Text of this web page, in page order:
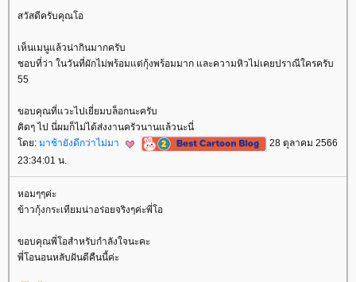
สวัสดีครับคุณโอ
เห็นเมนูแล้วน่ากินมากครับ
ชอบที่ว่า ในวันที่ผักไม่พร้อมแต่กุ้งพร้อมมาก และความหิวไม่เคยปราณีใครครับ
55
ขอบคุณที่แวะไปเยี่ยมบล็อกนะครับ
คิดๆ ไป นี่ผมก็ไม่ได้ส่งงานครัวนานแล้วนะนี่
ดย: มาช้ายังดีกว่าไม่มา
28 ตุลาคม 2566
23:34:01 น.
หอมๆๆค่ะ
ข้าวกุ้งกระเทียมน่าอร่อยจริงๆค่ะพี่โอ
ขอบคุณพี่โอสำหรับกำลังใจนะคะ
พี่โอนอนหลับฝันดีคืนนี้ค่ะ